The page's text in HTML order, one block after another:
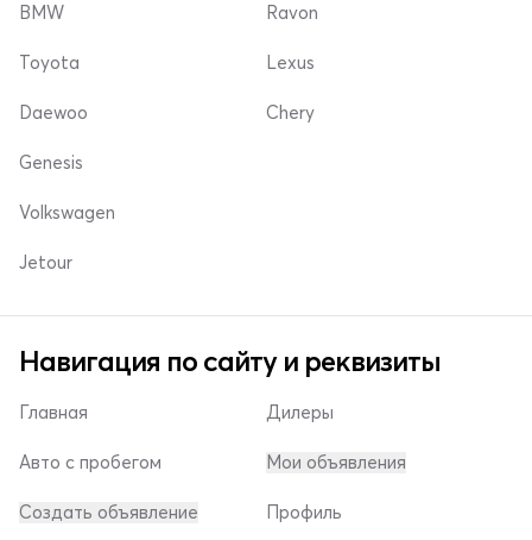
BMW
Toyota
Daewoo
Ravon
Lexus
Chery
Genesis
Volkswagen
Jetour
Навигация по сайту и реквизиты
Главная
Авто с пробегом
Создать объявление
Дилеры
Мои объявления
Профиль